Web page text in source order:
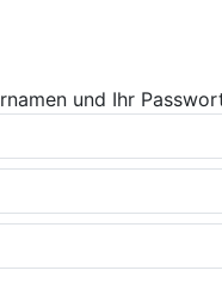
und Ihr